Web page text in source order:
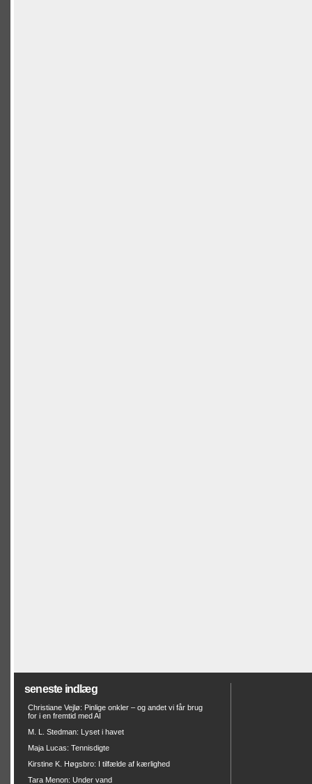
seneste indlæg
Christiane Vejlø: Pinlige onkler – og andet vi får brug
for i en fremtid med AI
M. L. Stedman: Lyset i havet
Maja Lucas: Tennisdigte
Kirstine K. Høgsbro: I tilfælde af kærlighed
Tara Menon: Under vand